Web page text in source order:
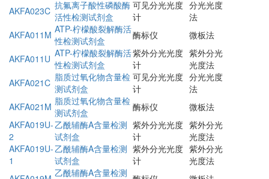
AKFA023C 抗氟离子酸性磷酸酶
活性检测试剂盒
可见分光光度
计
分光光度
法
AKFA011M ATP-柠檬酸裂解酶活
性检测试剂盒
酶标仪
微板法
AKFA011U ATP-柠檬酸裂解酶活
性检测试剂盒
紫外分光光度
计
紫外分光
光度法
AKFA021C 脂质过氧化物含量检
测试剂盒
可见分光光度
计
分光光度
法
AKFA021M 脂质过氧化物含量检
测试剂盒
酶标仪
微板法
AKFA019U-
2
乙酰辅酶A含量检测
试剂盒
紫外分光光度
计
紫外分光
光度法
AKFA019U-
1
乙酰辅酶A含量检测
试剂盒
紫外分光光度
计
紫外分光
光度法
乙酰辅酶A含量检测